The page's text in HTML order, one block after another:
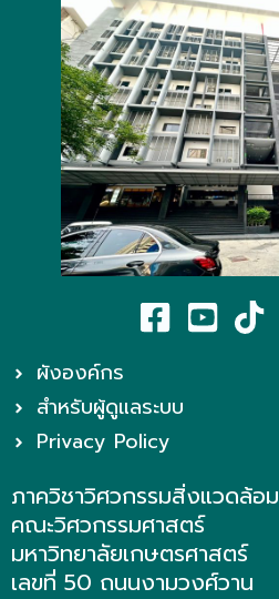
ผังองค์กร
สำหรับผู้ดูแลระบบ
Privacy Policy
ภาควิชาวิศวกรรมสิ่งแวดล้อม
คณะวิศวกรรมศาสตร์
มหาวิทยาลัยเกษตรศาสตร์
เลขที่ 50 ถนนงามวงศ์วาน